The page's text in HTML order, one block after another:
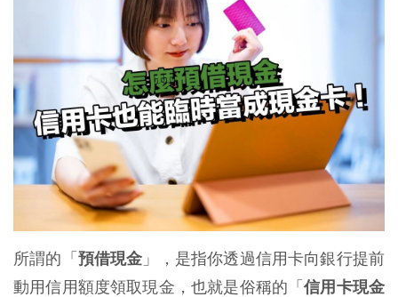
所謂的「 預借現金 」，是指你透過信用卡向銀行提前
動用信用額度領取現金，也就是俗稱的「信用卡現金